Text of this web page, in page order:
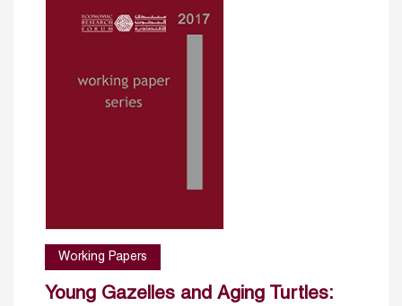
Working Papers
Young Gazelles and Aging Turtles: